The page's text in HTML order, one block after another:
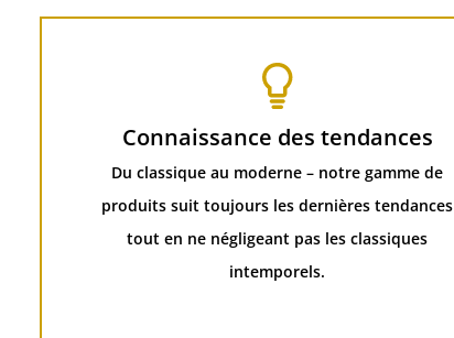
Connaissance des tendances
Du classique au moderne – notre gamme de
produits suit toujours les dernières tendances
tout en ne négligeant pas les classiques
intemporels.